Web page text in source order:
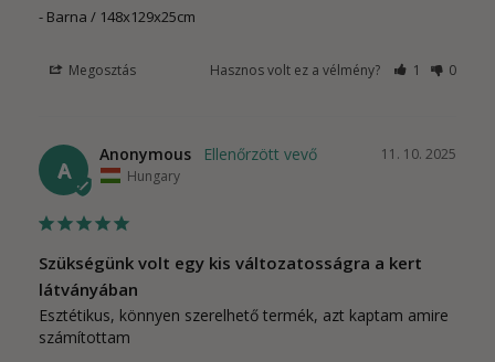
Barna / 148x129x25cm
Megosztás Hasznos volt ez a vélmény? 1 0
A
11. 10. 2025
Anonymous
Hungary
Szükségünk volt egy kis változatosságra a kert
látványában
Esztétikus, könnyen szerelhető termék, azt kaptam amire
számítottam